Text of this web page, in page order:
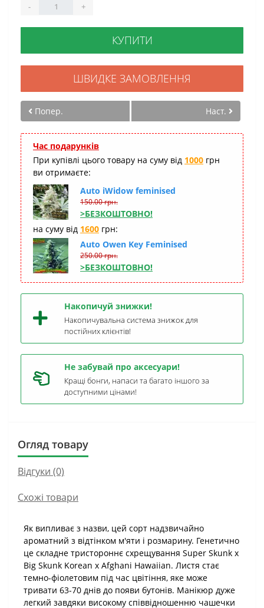
-
+
КУПИТИ
ШВИДКЕ ЗАМОВЛЕННЯ
Попер. Наст.
Час подарунків
При купівлі цього товару на суму від 1000 грн
ви отримаєте:
Auto iWidow feminised
150.00 грн.
>БЕЗКОШТОВНО!
на суму від 1600 грн:
Auto Owen Key Feminised
250.00 грн.
>БЕЗКОШТОВНО!
Накопичуй знижки!
Накопичувальна система знижок для
постійних клієнтів!
Не забувай про аксесуари!
Кращі бонги, напаси та багато іншого за
доступними цінами!
Огляд товару
Відгуки (0)
Схожі товари
Як випливає з назви, цей сорт надзвичайно
ароматний з відтінком м'яти і розмарину. Генетично
це складне тристороннє схрещування Super Skunk x
Big Skunk Korean x Afghani Hawaiian. Листя стає
темно-фіолетовим під час цвітіння, яке може
тривати 63-70 днів до появи бутонів. Манікюр дуже
легкий завдяки високому співвідношенню чашечки